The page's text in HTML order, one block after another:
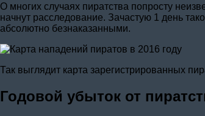
О многих случаях пиратства попросту
начнут расследование. Зачастую 1 день
абсолютно безнаказанными.
Так выглядит карта зарегистрированных
Годовой убыток от